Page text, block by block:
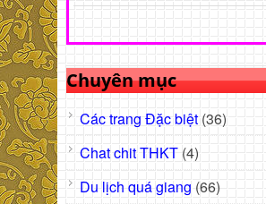
Chuyên mục
Các trang Đặc biệt(36)
Chat chit THKT (4)
Du lịch quá giang (66)